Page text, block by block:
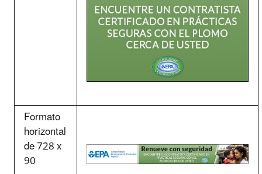
Formato
horizontal
de728 x
90